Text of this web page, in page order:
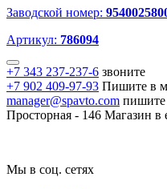
Заводской номер:
Артикул: 786094
+7 343 237-237-6 звоните
+7 902 409-97-93 Пишите в
manager@spavto.com пишите
Просторная - 146 Магазин в
Мы в соц. сетях